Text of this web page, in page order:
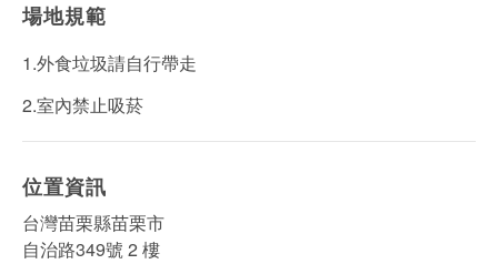
場地規範
1.外食垃圾請自行帶走
2.室內禁止吸菸
位置資訊
台灣苗栗縣苗栗市
自治路349號 2 樓